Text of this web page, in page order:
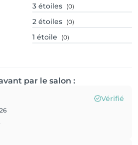
3 étoiles (0)
2 étoiles (0)
1 étoile (0)
par le salon :
Vérifié